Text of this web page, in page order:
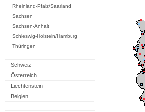
Rheinland-Pfalz/Saarland
Sachsen
Sachsen-Anhalt
Schleswig-Holstein/Hamburg
Thüringen
Schweiz
Österreich
Liechtenstein
Belgien